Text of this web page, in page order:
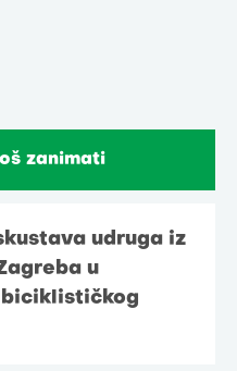
zanimati
udruga iz
u